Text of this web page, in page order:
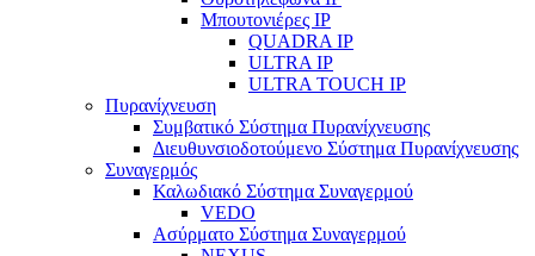
Μπουτονιέρες IP
QUADRA IP
ULTRA IP
ULTRA TOUCH IP
Πυρανίχνευση
Συμβατικό Σύστημα Πυρανίχνευσης
Διευθυνσιοδοτούμενο Σύστημα Πυρανίχνευσης
Συναγερμός
Καλωδιακό Σύστημα Συναγερμού
VEDO
Ασύρματο Σύστημα Συναγερμού